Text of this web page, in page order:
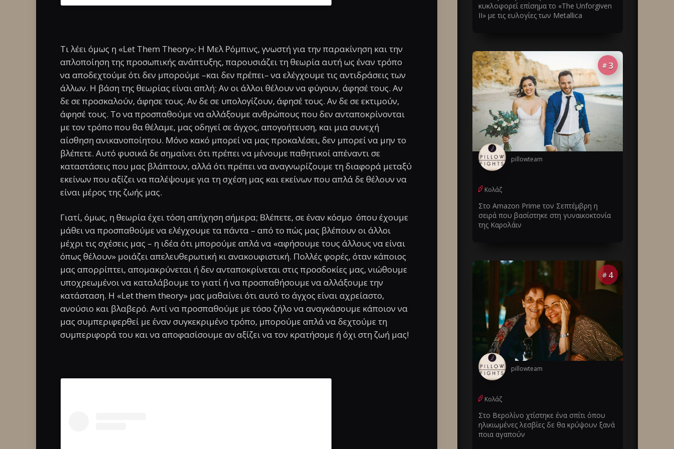
Τι λέει όμως η «Let Them Theory»; Η Μελ Ρόμπινς, γνωστή για την παρακίνηση και την
απλοποίηση της προσωπικής ανάπτυξης, παρουσιάζει τη θεωρία αυτή ως έναν τρόπο
να αποδεχτούμε ότι δεν μπορούμε –και δεν πρέπει– να ελέγχουμε τις αντιδράσεις των
άλλων. Η βάση της θεωρίας είναι απλή: Αν οι άλλοι θέλουν να φύγουν, άφησέ τους. Αν
δε σε προσκαλούν, άφησε τους. Αν δε σε υπολογίζουν, άφησέ τους. Αν δε σε εκτιμούν,
άφησέ τους. Το να προσπαθούμε να αλλάξουμε ανθρώπους που δεν ανταποκρίνονται
με τον τρόπο που θα θέλαμε, μας οδηγεί σε άγχος, απογοήτευση, και μια συνεχή
αίσθηση ανικανοποίητου. Μόνο κακό μπορεί να μας προκαλέσει, δεν μπορεί να μην το
βλέπετε. Αυτό φυσικά δε σημαίνει ότι πρέπει να μένουμε παθητικοί απέναντι σε
καταστάσεις που μας βλάπτουν, αλλά ότι πρέπει να αναγνωρίζουμε τη διαφορά μεταξύ
εκείνων που αξίζει να παλέψουμε για τη σχέση μας και εκείνων που απλά δε θέλουν να
είναι μέρος της ζωής μας.
Γιατί, όμως, η θεωρία έχει τόση απήχηση σήμερα; Βλέπετε, σε έναν κόσμο όπου έχουμε
μάθει να προσπαθούμε να ελέγχουμε τα πάντα – από το πώς μας βλέπουν οι άλλοι
μέχρι τις σχέσεις μας – η ιδέα ότι μπορούμε απλά να «αφήσουμε τους άλλους να είναι
όπως θέλουν» μοιάζει απελευθερωτική κι ανακουφιστική. Πολλές φορές, όταν κάποιος
μας απορρίπτει, απομακρύνεται ή δεν ανταποκρίνεται στις προσδοκίες μας, νιώθουμε
υποχρεωμένοι να καταλάβουμε το γιατί ή να προσπαθήσουμε να αλλάξουμε την
κατάσταση. Η «Let them theory» μας μαθαίνει ότι αυτό το άγχος είναι αχρείαστο,
ανούσιο και βλαβερό. Αντί να προσπαθούμε με τόσο ζήλο να αναγκάσουμε κάποιον να
μας συμπεριφερθεί με έναν συγκεκριμένο τρόπο, μπορούμε απλά να δεχτούμε τη
συμπεριφορά του και να αποφασίσουμε αν αξίζει να τον κρατήσομε ή όχι στη ζωή μας!
κυκλοφορεί επίσημα το «The Unforgiven
II» με τις ευλογίες των Metallica
# 3
pillowteam
Κολάζ
Στο Amazon Prime τον Σεπτέμβρη η
σειρά που βασίστηκε στη γυναικοκτονία
της Καρολάιν
# 4
pillowteam
Κολάζ
Στο Βερολίνο χτίστηκε ένα σπίτι όπου
ηλικιωμένες λεσβίες δε θα κρύψουν ξανά
ποια αγαπούν